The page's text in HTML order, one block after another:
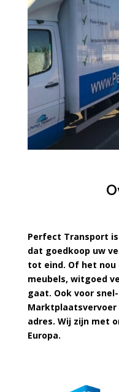
Perfect Transport
dat goedkoop uw
tot eind. Of het nou
meubels, witgoed
gaat. Ook voor
adres. Wij zijn met
Europa.